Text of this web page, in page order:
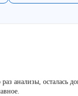
анализы, осталась